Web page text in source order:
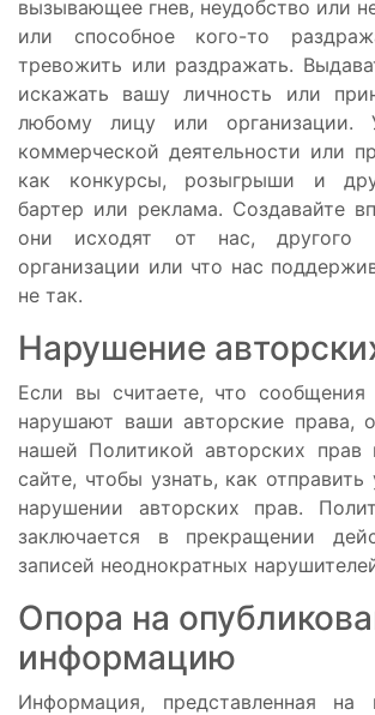
вызывающее гнев, неудобство или
или способное кого-то
тревожить или раздражать.
искажать вашу личность или
любому лицу или организации.
коммерческой деятельности или
как конкурсы, розыгрыши и
бартер или реклама. Создавайте
они исходят от нас, другого
организации или что нас
не так.
Нарушение
Если вы считаете, что сообщения
нарушают ваши авторские права,
нашей Политикой авторских
сайте, чтобы узнать, как
нарушении авторских прав.
заключается в прекращении
записей неоднократных
Опора на
информацию
Информация, представленная на